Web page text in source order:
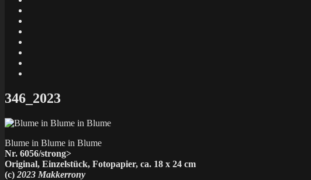
X
346_2023
Blume in Blume in Blume
Nr. 6056/strong>
Original, Einzelstück, Fotopapier, ca. 18 x 24 cm
(c) 2023 Makkerrony